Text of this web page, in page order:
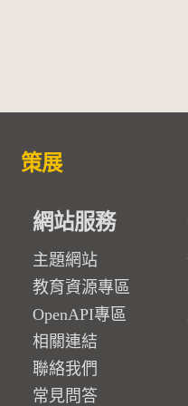
策展
網站服務
主題網站
教育資源專區
OpenAPI專區
相關連結
聯絡我們
常見問答